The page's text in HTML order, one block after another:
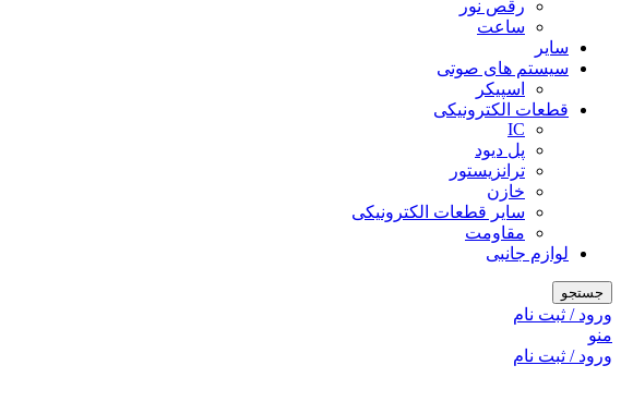
رقص نور
ساعت
سایر
سیستم های صوتی
اسپیکر
قطعات الکترونیکی
IC
پل دیود
ترانزیستور
خازن
سایر قطعات الکترونیکی
مقاومت
لوازم جانبی
جستجو
ورود / ثبت نام
منو
ورود / ثبت نام